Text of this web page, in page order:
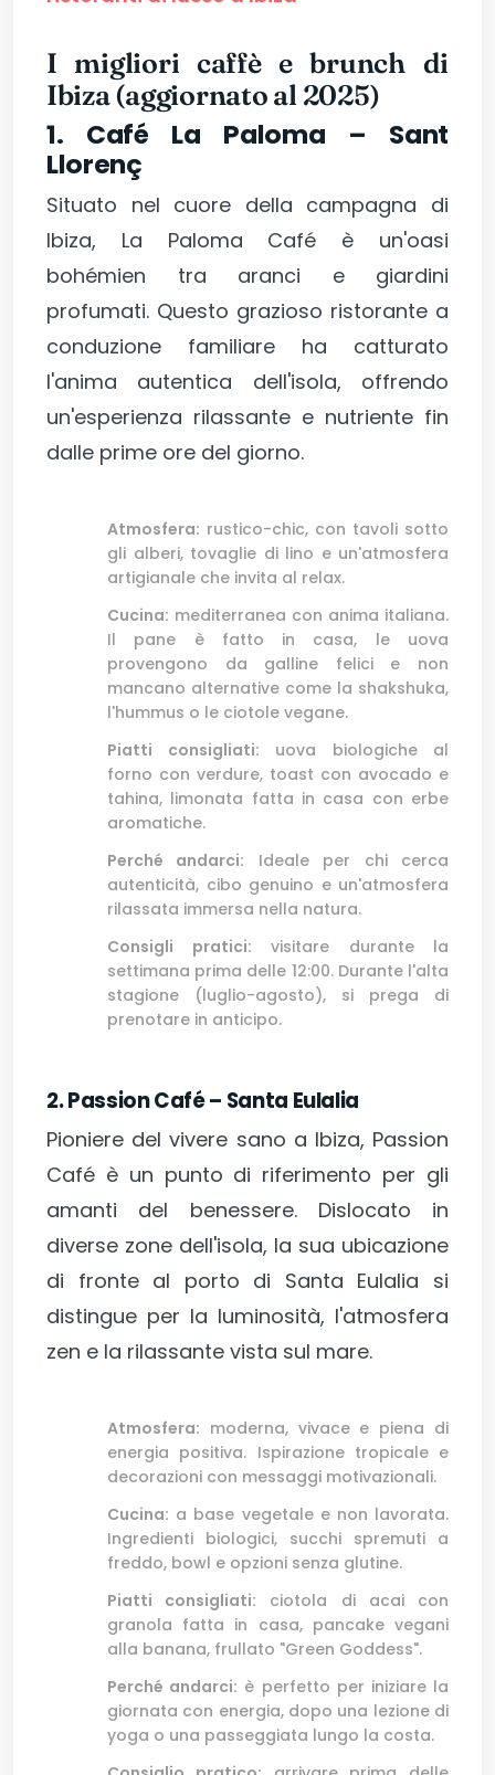
I migliori caffè e brunch di
Ibiza (aggiornato al 2025)
1. Café La Paloma – Sant
Llorenç
Situato nel cuore della campagna di
Ibiza, La Paloma Café è un'oasi
bohémien tra aranci e giardini
profumati. Questo grazioso ristorante a
conduzione familiare ha catturato
l'anima autentica dell'isola, offrendo
un'esperienza rilassante e nutriente fin
dalle prime ore del giorno.
Atmosfera: rustico-chic, con tavoli sotto
gli alberi, tovaglie di lino e un'atmosfera
artigianale che invita al relax.
Cucina: mediterranea con anima italiana.
Il pane è fatto in casa, le uova
provengono da galline felici e non
mancano alternative come la shakshuka,
l'hummus o le ciotole vegane.
Piatti consigliati: uova biologiche al
forno con verdure, toast con avocado e
tahina, limonata fatta in casa con erbe
aromatiche.
Perché andarci: Ideale per chi cerca
autenticità, cibo genuino e un'atmosfera
rilassata immersa nella natura.
Consigli pratici: visitare durante la
settimana prima delle 12:00. Durante l'alta
stagione (luglio-agosto), si prega di
prenotare in anticipo.
2. Passion Café – Santa Eulalia
Pioniere del vivere sano a Ibiza, Passion
Café è un punto di riferimento per gli
amanti del benessere. Dislocato in
diverse zone dell'isola, la sua ubicazione
di fronte al porto di Santa Eulalia si
distingue per la luminosità, l'atmosfera
zen e la rilassante vista sul mare.
Atmosfera: moderna, vivace e piena di
energia positiva. Ispirazione tropicale e
decorazioni con messaggi motivazionali.
Cucina: a base vegetale e non lavorata.
Ingredienti biologici, succhi spremuti a
freddo, bowl e opzioni senza glutine.
Piatti consigliati: ciotola di acai con
granola fatta in casa, pancake vegani
alla banana, frullato "Green Goddess".
Perché andarci: è perfetto per iniziare la
giornata con energia, dopo una lezione di
yoga o una passeggiata lungo la costa.